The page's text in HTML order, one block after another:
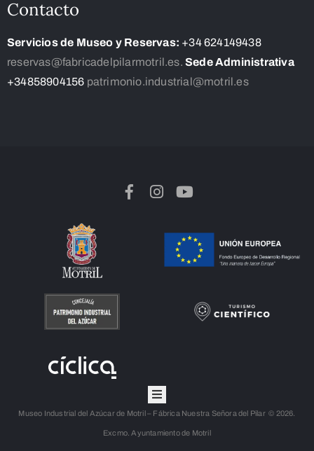
Contacto
Servicios de Museo y Reservas: +34 624149438
reservas@fabricadelpilarmotril.es. Sede Administrativa
+34858904156 patrimonio.industrial@motril.es
Museo Industrial del Azúcar de Motril – Fábrica Nuestra Señora del Pilar © 2026.
Excmo. Ayuntamiento de Motril